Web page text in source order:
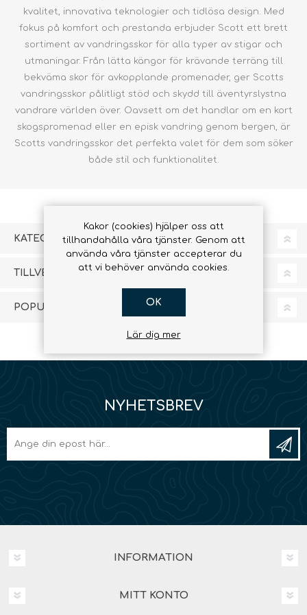
kvalitet, innovativa teknologier och tidlösa design. Med
fokus på komfort och prestanda erbjuder Scott ett brett
sortiment av vandringsskor för alla typer av stigar och
utmaningar. Från lätta kängor för krävande terräng till
bekväma skor för avkopplande promenader, ger Scotts
vandringsskor pålitligt stöd och skydd till äventyrslystna
vandrare världen över. Oavsett om det handlar om en kort
skogspromenad eller en episk vandring genom bergen, är
Scotts vandringsskor det perfekta valet för dem som söker
både stil och funktionalitet.
KATEGORIER
TILLVERKARE
POPULÄRA TAGGAR
NYHETSBREV
INFORMATION
MITT KONTO
Kakor (cookies) hjälper oss att
tillhandahålla våra tjänster. Genom att
använda våra tjänster accepterar du
att vi behöver använda cookies.
OK
Lär dig mer